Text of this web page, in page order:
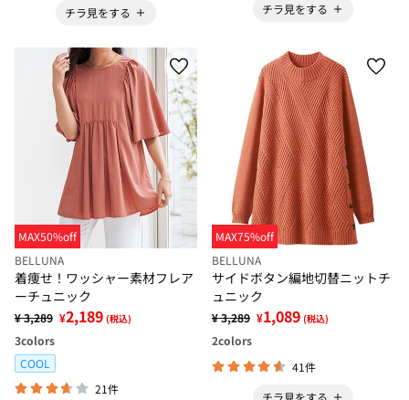
チラ見をする
チラ見をする
MAX50%off
BELLUNA
着痩せ！ワッシャー素材フレア
ーチュニック
¥ 3,289 ¥2,189 (税込)
3colors
COOL
21件
MAX75%off
BELLUNA
サイドボタン編地切替ニットチ
ュニック
¥ 3,289 ¥1,089 (税込)
2colors
41件
チラ見をする